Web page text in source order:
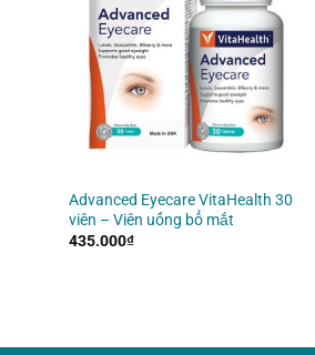
Advanced Eyecare VitaHealth 30
viên – Viên uống bổ mắt
435.000₫